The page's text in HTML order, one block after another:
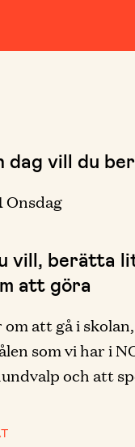
dag vill du
Onsdag
vill, berätta
att göra
att gå i
som vi har i
och att